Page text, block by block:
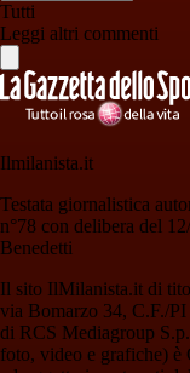
Tutti
Leggi altri commenti
Ilmilanista.it
Testata giornalistica
n°78 con delibera del
Benedetti
Il sito IlMilanista.it di
via Bomarzo 34, C.F./
di RCS Mediagroup
foto, video e grafiche) è